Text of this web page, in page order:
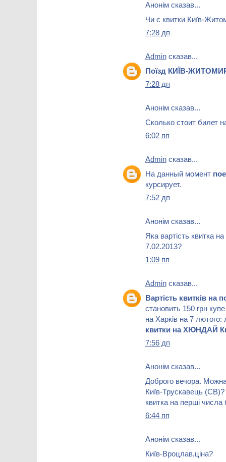
Анонім сказав...
Чи є квитки Київ-
7:28 дп
Adminсказав...
Поїзд КИЇВ-
7:28 дп
Анонім сказав...
Сколько стоит билет
6:02 пп
Adminсказав...
На данный момент
курсирует.
7:52 дп
Анонім сказав...
Яка вартість квитка
7.02.2013?
1:09 пп
Adminсказав...
Вартість квитків на
становить 150 грн
на Харків на 7
квитки на ХЮНДАЙ
7:56 дп
Анонім сказав...
Доброго вечора. Можна
Київ-Трускавець
квитка на перші числа
6:44 пп
Анонім сказав...
Київ-Вроцлав,ціна?